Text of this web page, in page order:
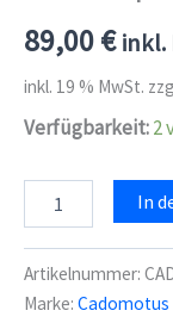
89,00€ inkl.
inkl. 19 % MwSt.
Verfügbarkeit:2
Rucksack
weiß
-
Airflow
In
Artikelnummer:
Marke: Cadomotus